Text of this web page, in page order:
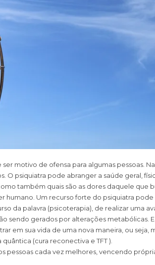
motivo de ofensa para algumas pessoas.
O psiquiatra pode abranger a saúde geral,
também quais são as dores daquele que
humano. Um recurso forte do psiquiatra pode
da palavra (psicoterapia), de realizar uma
sendo gerados por alterações metabólicas.
em sua vida de uma nova maneira, ou seja,
(cura reconectiva e TFT ).
pessoas cada vez melhores, vencendo